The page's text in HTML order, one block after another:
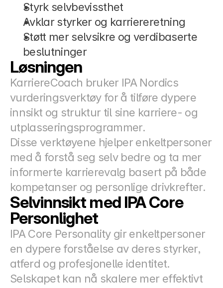
Styrk selvbevissthet
Avklar styrker og karriereretning
Støtt mer selvsikre og verdibaserte
beslutninger
Løsningen
KarriereCoach bruker IPA Nordics
vurderingsverktøy for å tilføre dypere
innsikt og struktur til sine karriere- og
utplasseringsprogrammer.
Disse verktøyene hjelper enkeltpersoner
med å forstå seg selv bedre og ta mer
informerte karrierevalg basert på både
kompetanser og personlige drivkrefter.
Selvinnsikt med IPA Core
Personlighet
IPA Core Personality gir enkeltpersoner
en dypere forståelse av deres styrker,
atferd og profesjonelle identitet.
Selskapet kan nå skalere mer effektivt